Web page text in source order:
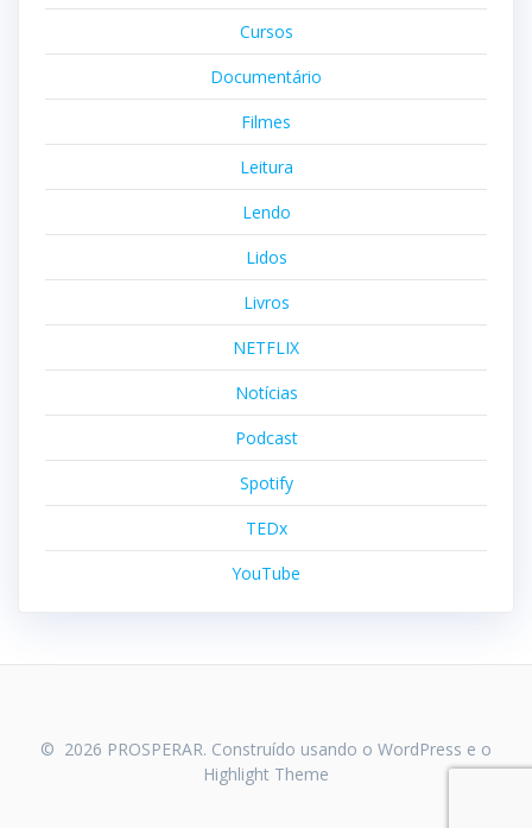
Cursos
Documentário
Filmes
Leitura
Lendo
Lidos
Livros
NETFLIX
Notícias
Podcast
Spotify
TEDx
YouTube
© 2026 PROSPERAR. Construído usando o WordPress e o
Highlight Theme